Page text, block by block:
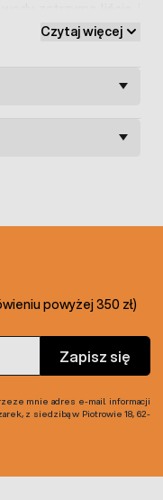
UV
Czytaj więcej
powyżej 350 zł)
Zapisz się
mnie adres e-mail informacji
z siedzibą w Piotrowie 18, 62-